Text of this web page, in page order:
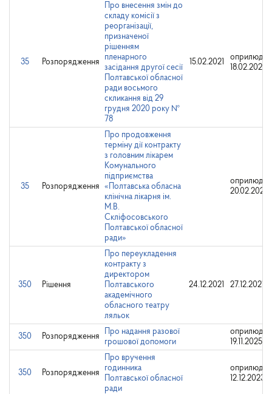
35 Розпорядження
Про внесення змін до
складу комісії з
реорганізації,
призначеної
рішенням
пленарного
засідання другої сесії
Полтавської обласної
ради восьмого
скликання від 29
грудня 2020 року №
78
15.02.2021
18.02.2021
35 Розпорядження
Про продовження
терміну дії контракту
з головним лікарем
Комунального
підприємства
«Полтавська обласна
клінічна лікарня ім.
М.В.
Скліфосовського
Полтавської обласної
ради»
20.02.2023
350 Рішення
Про переукладення
контракту з
директором
Полтавського
академічного
обласного театру
ляльок
24.12.2021 27.12.2021
350 Розпорядження
Про надання разової
грошової допомоги
19.11.2025
350 Розпорядження
Про вручення
годинника
Полтавської обласної
ради
12.12.2023